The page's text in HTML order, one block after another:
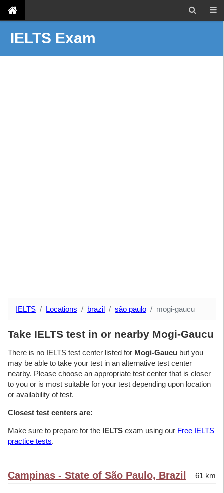
IELTS Exam
IELTS Locations brazil são paulo mogi-gaucu
Take IELTS test in or nearby Mogi-Gaucu
There is no IELTS test center listed for Mogi-Gaucu but you
may be able to take your test in an alternative test center
nearby. Please choose an appropriate test center that is closer
to you or is most suitable for your test depending upon location
or availability of test.
Closest test centers are:
Make sure to prepare for the IELTS exam using our Free IELTS
practice tests.
Campinas - State of São Paulo, Brazil 61 km